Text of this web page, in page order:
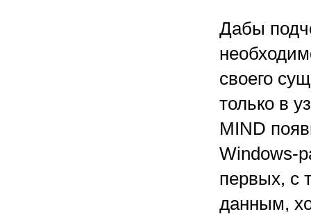
Дабы
своего
только в
MIND
Windows-
первых, с
данным,